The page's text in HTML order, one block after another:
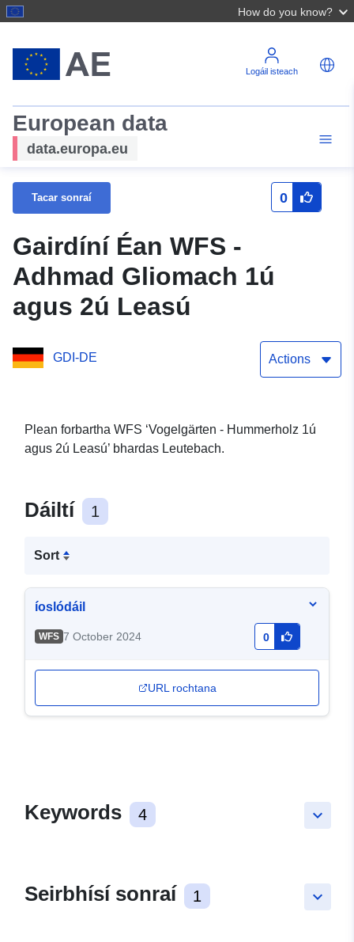
How do you know?
Logáil isteach
European data
data.europa.eu
Tacar sonraí 0
Gairdíní Éan WFS -
Adhmad Gliomach 1ú
agus 2ú Leasú
GDI-DE Actions
Plean forbartha WFS ‘Vogelgärten - Hummerholz 1ú
agus 2ú Leasú’ bhardas Leutebach.
Dáiltí 1
Sort
íoslódáil
WFS 7 October 2024 0
URL rochtana
keyboard_arrow_down
Keywords 4
keyboard_arrow_down
Seirbhísí sonraí 1